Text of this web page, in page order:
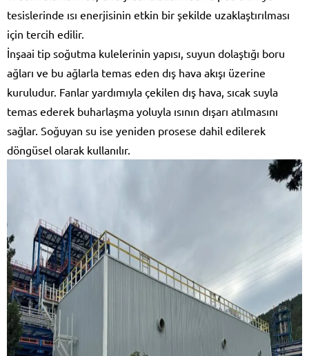
tesislerinde ısı enerjisinin etkin bir şekilde uzaklaştırılması
için tercih edilir.
İnşaai tip soğutma kulelerinin yapısı, suyun dolaştığı boru
ağları ve bu ağlarla temas eden dış hava akışı üzerine
kuruludur. Fanlar yardımıyla çekilen dış hava, sıcak suyla
temas ederek buharlaşma yoluyla ısının dışarı atılmasını
sağlar. Soğuyan su ise yeniden prosese dahil edilerek
döngüsel olarak kullanılır.